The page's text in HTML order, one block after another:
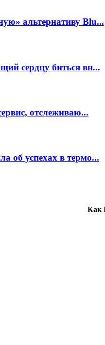
альтернативу Blu...
сердцу биться вн...
отслеживаю...
об успехах в термо...
Как